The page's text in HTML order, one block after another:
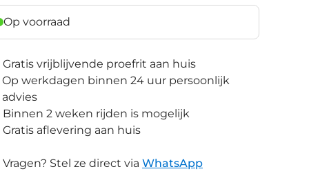
Op voorraad
Gratis vrijblijvende proefrit aan huis
Op werkdagen binnen 24 uur persoonlijk
advies
Binnen 2 weken rijden is mogelijk
Gratis aflevering aan huis
Vragen? Stel ze direct via WhatsApp